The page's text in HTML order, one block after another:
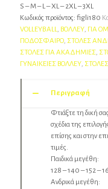
S – M – L – XL – 2XL – 3XL
Κωδικός προϊόντος: figli180
VOLLEYBALL, ΒΟΛΛΕΥ, ΓΙΑ
ΠΟΔΟΣΦΑΙΡΟ, ΣΤΟΛΕΣ
ΣΤΟΛΕΣ ΓΙΑ ΑΚΑΔΗΜΙΕΣ,
ΓΥΝΑΙΚΕΙΕΣ ΒΟΛΛΕΥ,
Περιγραφή
Φτιάξτε τη δική
σχέδια της
επίσης και στην
τιμές.
Παιδικά μεγέθη:
128 – 140 – 152 –
Ανδρικά μεγέθη: